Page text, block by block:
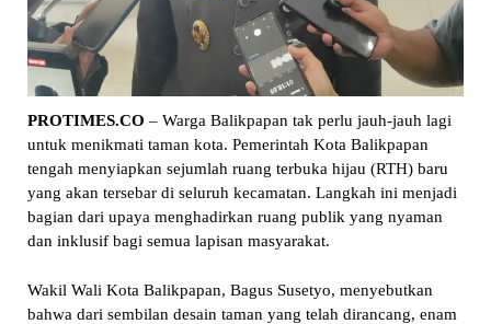
PROTIMES.CO – Warga Balikpapan tak perlu jauh-jauh lagi
untuk menikmati taman kota. Pemerintah Kota Balikpapan
tengah menyiapkan sejumlah ruang terbuka hijau (RTH) baru
yang akan tersebar di seluruh kecamatan. Langkah ini menjadi
bagian dari upaya menghadirkan ruang publik yang nyaman
dan inklusif bagi semua lapisan masyarakat.
Wakil Wali Kota Balikpapan, Bagus Susetyo, menyebutkan
bahwa dari sembilan desain taman yang telah dirancang, enam